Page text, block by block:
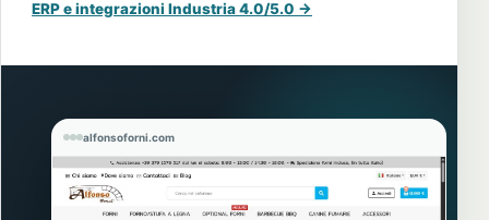
ERP e integrazioni Industria 4.0/5.0 →
alfonsoforni.com